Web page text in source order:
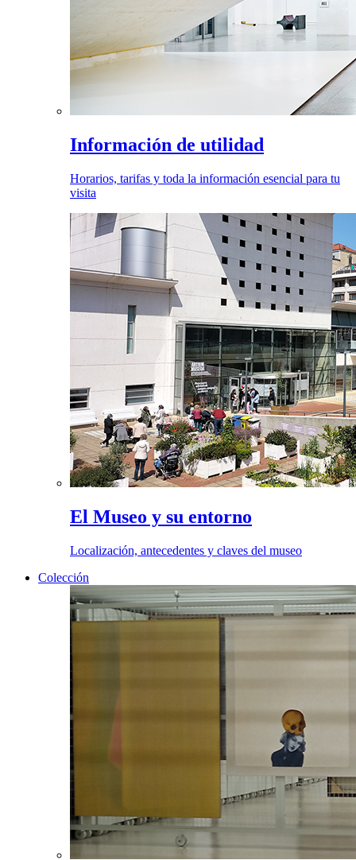
Información de utilidad
Horarios, tarifas y toda la información esencial para tu
visita
El Museo y su entorno
Localización, antecedentes y claves del museo
Colección